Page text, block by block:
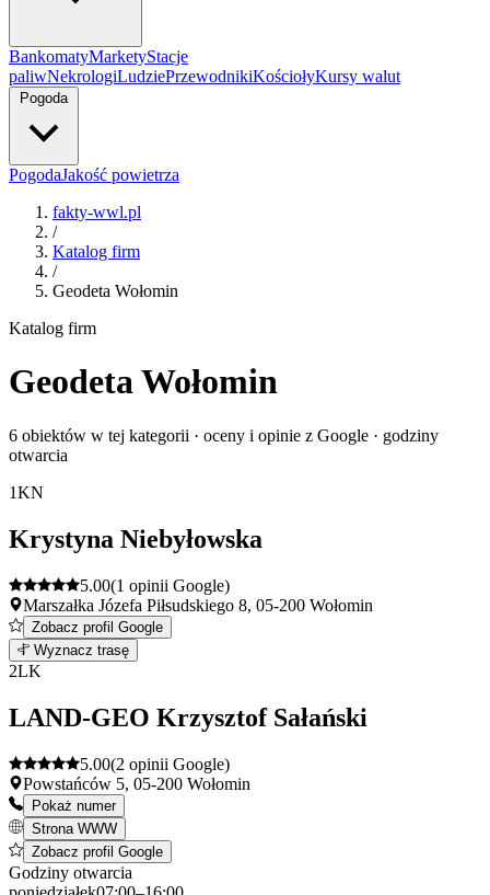
BankomatyMarketyStacje
paliwNekrologiLudziePrzewodnikiKościołyKursy walut
Pogoda
PogodaJakość powietrza
fakty-wwl.pl
/
Katalog firm
/
Geodeta Wołomin
Katalog firm
Geodeta Wołomin
6 obiektów w tej kategorii · oceny i opinie z Google · godziny
otwarcia
1KN
Krystyna Niebyłowska
5.00(1 opinii Google)
Marszałka Józefa Piłsudskiego 8, 05-200 Wołomin
Zobacz profil Google
+
Wyznacz trasę
2LK
LAND-GEO Krzysztof Sałański
5.00(2 opinii Google)
Powstańców 5, 05-200 Wołomin
Pokaż numer
Strona WWW
Zobacz profil Google
Godziny otwarcia